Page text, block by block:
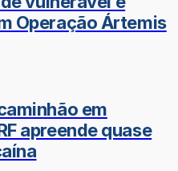
Operação Ártemis
em
apreende quase